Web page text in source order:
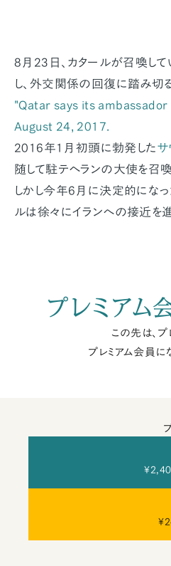
8月23日、カタールが召喚し
し、外交関係の回復に踏み切
"Qatar says its
August 24, 2017.
2016年1月初頭に勃発したサ
随して駐テヘランの大使を召喚
しかし今年6月に決定的になっ
ルは徐々にイランへの接近を
プレミアム
この先は、プ
プレミアム会員に